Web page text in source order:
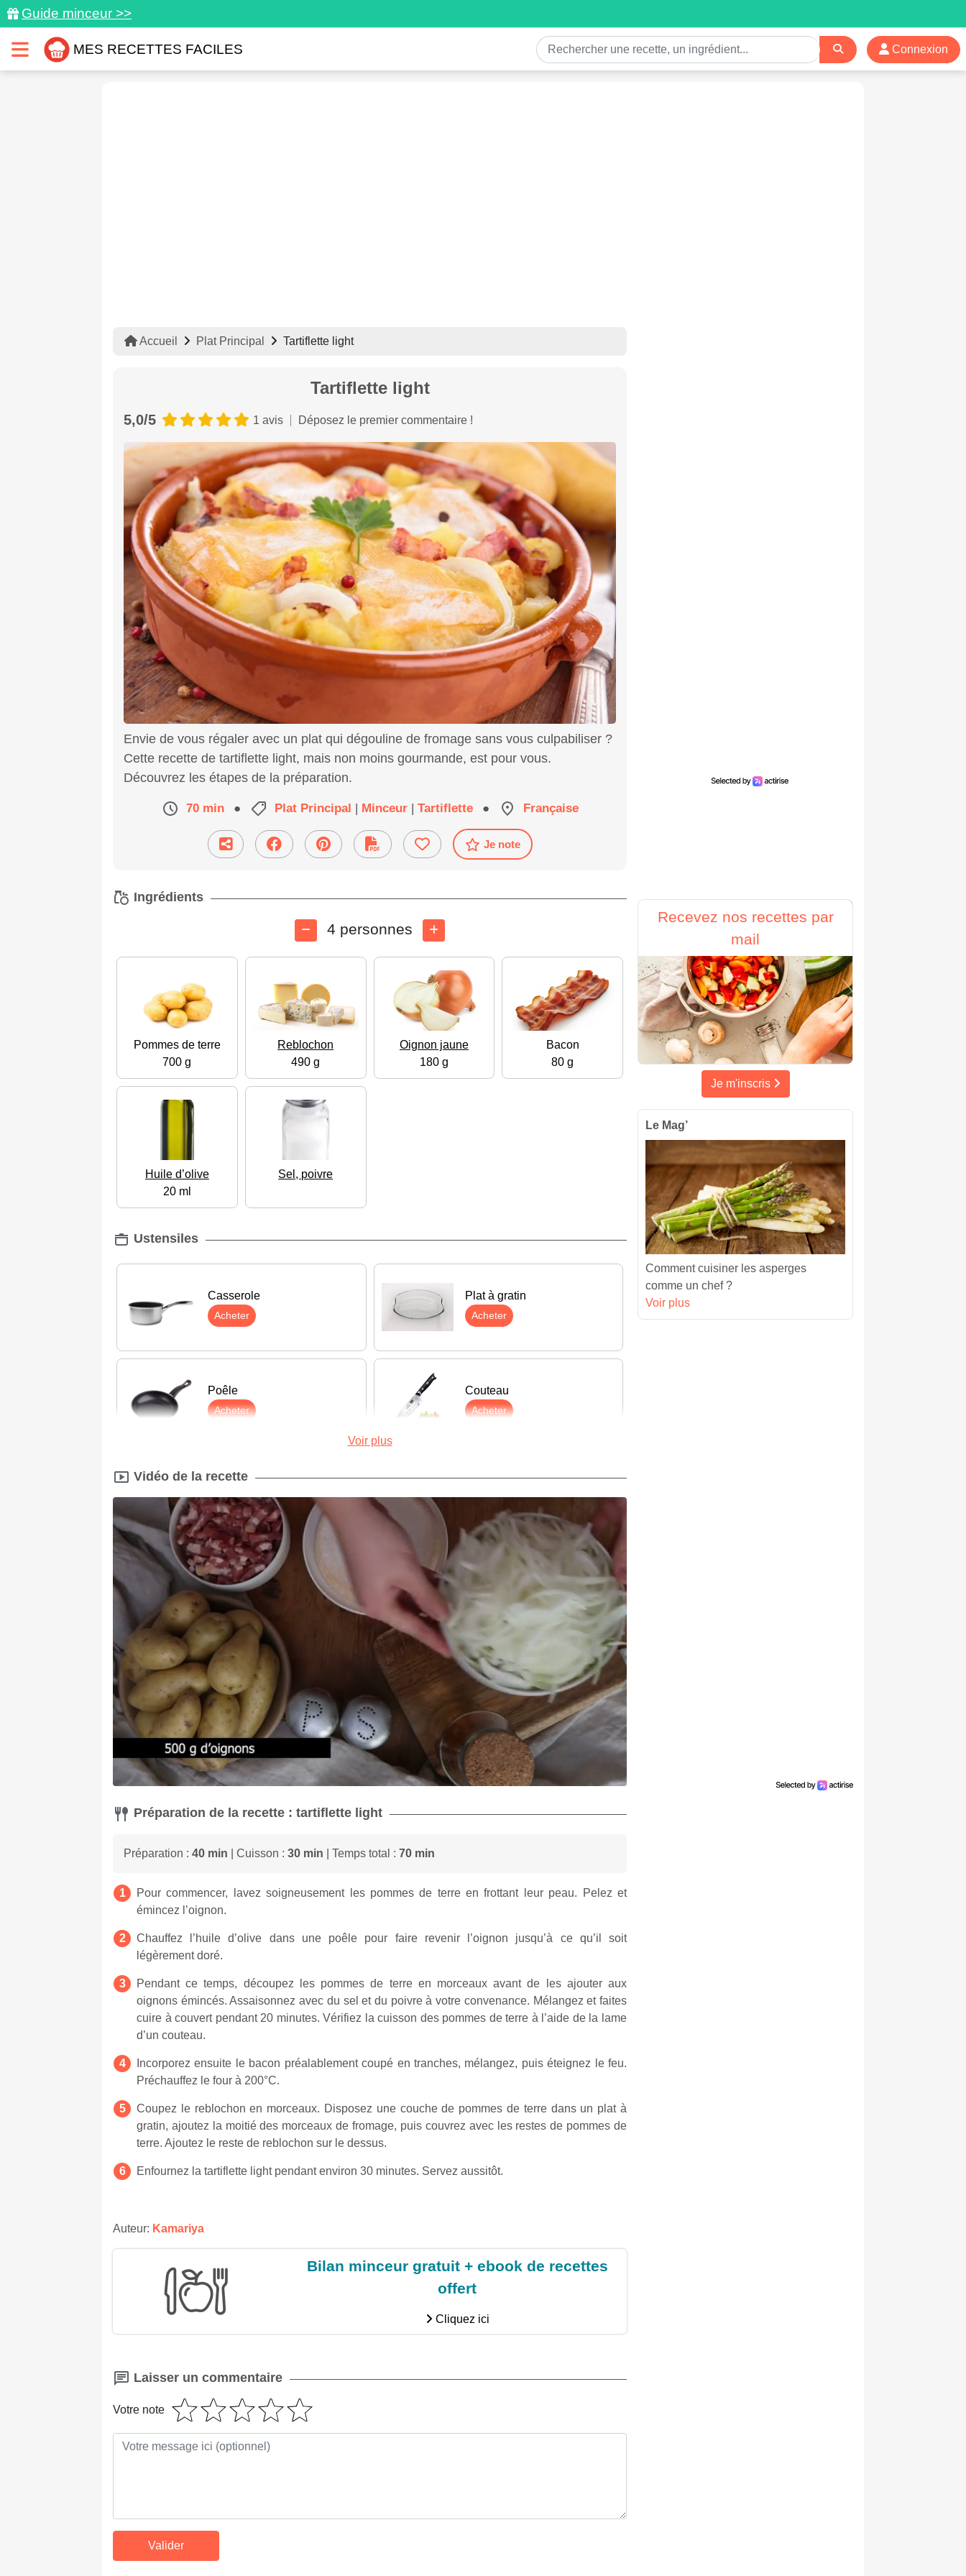
Guide minceur >>
MES RECETTES FACILES Connexion
Accueil Plat Principal Tartiflette light
Tartiflette light
5,0/5 1 avis Déposez le premier commentaire !
Envie de vous régaler avec un plat qui dégouline de fromage sans vous culpabiliser ?
Cette recette de tartiflette light, mais non moins gourmande, est pour vous.
Découvrez les étapes de la préparation.
70 min ● Plat Principal | Minceur | Tartiflette ● Française
Je note
Ingrédients
4 personnes
Pommes de terre
700 g
Reblochon
490 g
Oignon jaune
180 g
Bacon
80 g
Huile d’olive
20 ml
Sel, poivre
Ustensiles
Casserole
Acheter
Plat à gratin
Acheter
Poêle
Acheter
Couteau
Acheter
Voir plus
Vidéo de la recette
Préparation de la recette : tartiflette light
Préparation : 40 min | Cuisson : 30 min | Temps total : 70 min
Pour commencer, lavez soigneusement les pommes de terre en frottant leur peau. Pelez et
émincez l’oignon.
Chauffez l’huile d’olive dans une poêle pour faire revenir l’oignon jusqu’à ce qu’il soit
légèrement doré.
Pendant ce temps, découpez les pommes de terre en morceaux avant de les ajouter aux
oignons émincés. Assaisonnez avec du sel et du poivre à votre convenance. Mélangez et faites
cuire à couvert pendant 20 minutes. Vérifiez la cuisson des pommes de terre à l’aide de la lame
d’un couteau.
Incorporez ensuite le bacon préalablement coupé en tranches, mélangez, puis éteignez le feu.
Préchauffez le four à 200°C.
Coupez le reblochon en morceaux. Disposez une couche de pommes de terre dans un plat à
gratin, ajoutez la moitié des morceaux de fromage, puis couvrez avec les restes de pommes de
terre. Ajoutez le reste de reblochon sur le dessus.
Enfournez la tartiflette light pendant environ 30 minutes. Servez aussitôt.
Auteur: Kamariya
Bilan minceur gratuit + ebook de recettes
offert
Cliquez ici
Laisser un commentaire
Votre note
Recevez nos recettes par
mail
Je m'inscris
Le Mag’
Comment cuisiner les asperges
comme un chef ?
Voir plus